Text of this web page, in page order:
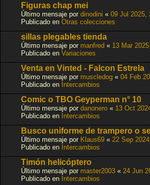
Figuras chap mei
Último mensaje por dinodini « 09 Jul 2025,
Publicado en Otras colecciones
sillas plegables tienda
Último mensaje por manfred « 13 Mar
Publicado en Variaciones
Venta en Vinted - Falcon Estrela
Último mensaje por muscledog « 04 Feb
Publicado en Intercambios
Comic o TBO Geyperman n° 10
Último mensaje por danonero « 13 Oct
Publicado en Intercambios
Busco uniforme de trampero o
Último mensaje por Klaus69 « 22 Sep
Publicado en Intercambios
Timón helicóptero
Último mensaje por master2003 « 24 Jun
Publicado en Intercambios